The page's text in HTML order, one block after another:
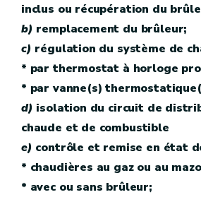
inclus ou récupération du
b) remplacement du brûleur;
c) régulation du système de
* par thermostat à horloge
* par vanne(s)
d) isolation du circuit de
chaude et de combustible
e) contrôle et remise en état
* chaudières au gaz ou au
* avec ou sans brûleur;